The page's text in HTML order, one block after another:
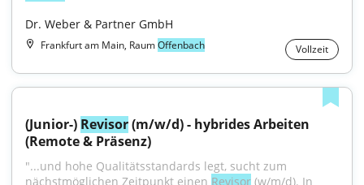
Dr. Weber & Partner GmbH
Frankfurt am Main, RaumOffenbach Vollzeit
(Junior-) Revisor (m/w/d) - hybrides Arbeiten
(Remote & Präsenz)
"...und hohe Qualitätsstandards legt, sucht zum
nächstmöglichen Zeitpunkt einen Revisor (w/m/d). In